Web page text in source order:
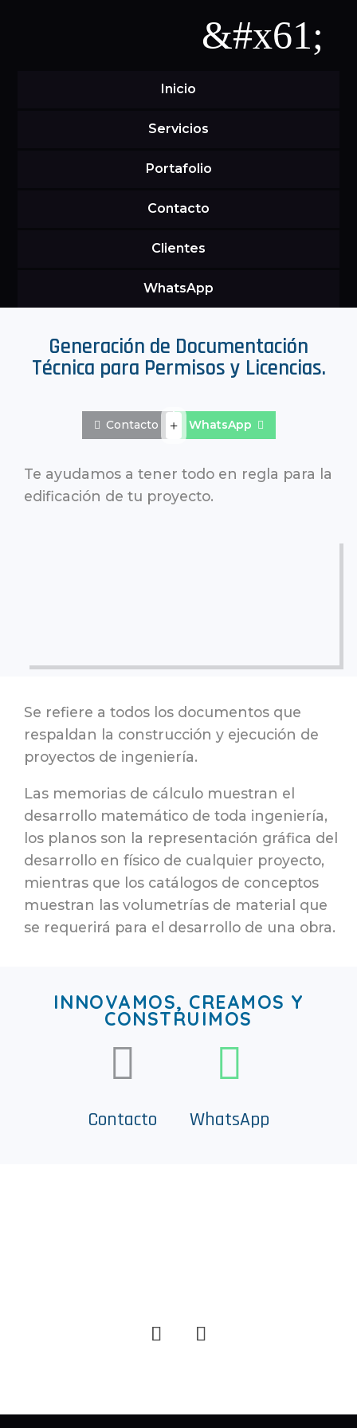
&#x61;
Inicio
Servicios
Portafolio
Contacto
Clientes
WhatsApp
Generación de Documentación
Técnica para Permisos y Licencias.
 Contacto + WhatsApp 
Te ayudamos a tener todo en regla para la
edificación de tu proyecto.
Se refiere a todos los documentos que
respaldan la construcción y ejecución de
proyectos de ingeniería.
Las memorias de cálculo muestran el
desarrollo matemático de toda ingeniería,
los planos son la representación gráfica del
desarrollo en físico de cualquier proyecto,
mientras que los catálogos de conceptos
muestran las volumetrías de material que
se requerirá para el desarrollo de una obra.
INNOVAMOS, CREAMOS Y
CONSTRUIMOS

Contacto

WhatsApp